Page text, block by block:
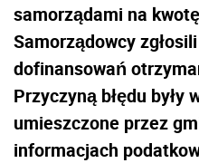
samorządami na
Samorządowcy
dofinansowań
Przyczyną błędu były
umieszczone przez
informacjach